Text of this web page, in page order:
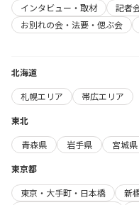
インタビュー・取材
記者
お別れの会・法要・偲ぶ会
北海道
札幌エリア
帯広エリア
東北
青森県
岩手県 宮城県
東京都
東京・大手町・日本橋
新